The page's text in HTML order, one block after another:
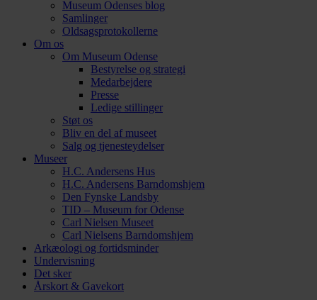
Museum Odenses blog
Samlinger
Oldsagsprotokollerne
Om os
Om Museum Odense
Bestyrelse og strategi
Medarbejdere
Presse
Ledige stillinger
Støt os
Bliv en del af museet
Salg og tjenesteydelser
Museer
H.C. Andersens Hus
H.C. Andersens Barndomshjem
Den Fynske Landsby
TID – Museum for Odense
Carl Nielsen Museet
Carl Nielsens Barndomshjem
Arkæologi og fortidsminder
Undervisning
Det sker
Årskort & Gavekort